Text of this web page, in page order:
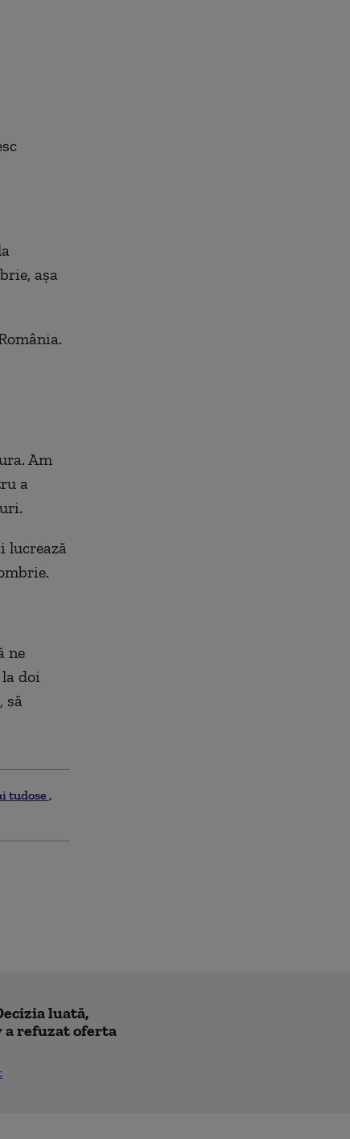
așa
Am
a
lucrează
ne
doi
să
tudose
luată,
a refuzat oferta